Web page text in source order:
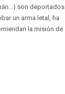
son deportados
un arma letal, ha
la misión de